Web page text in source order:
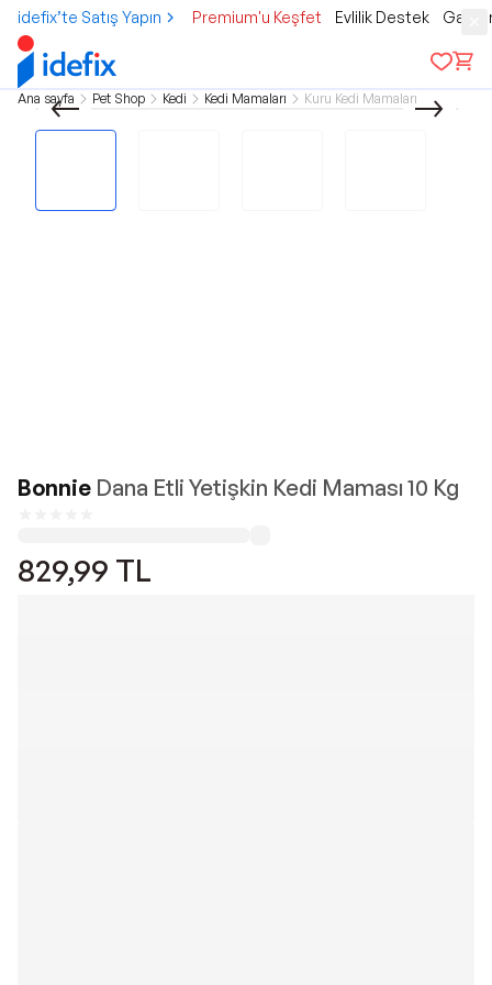
idefix’te Satış Yapın Premium'u Keşfet Evlilik Destek
Ana sayfa Pet Shop Kedi Kedi Mamaları Kuru Kedi Mamaları
Bonnie Dana Etli Yetişkin Kedi Maması 10 Kg
829,99 TL